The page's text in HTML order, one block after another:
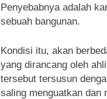
Penyebabnya adalah
sebuah bangunan.
Kondisi itu, akan
yang dirancang oleh
tersebut tersusun
saling menguatkan dan